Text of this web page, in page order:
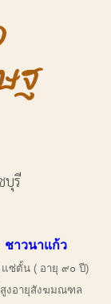
ฐ
บุรี
ชาวนาแก้ว
แซ่ตั้น ( อายุ ๙๐ ปี)
สูงอายุสังฆมณฑล